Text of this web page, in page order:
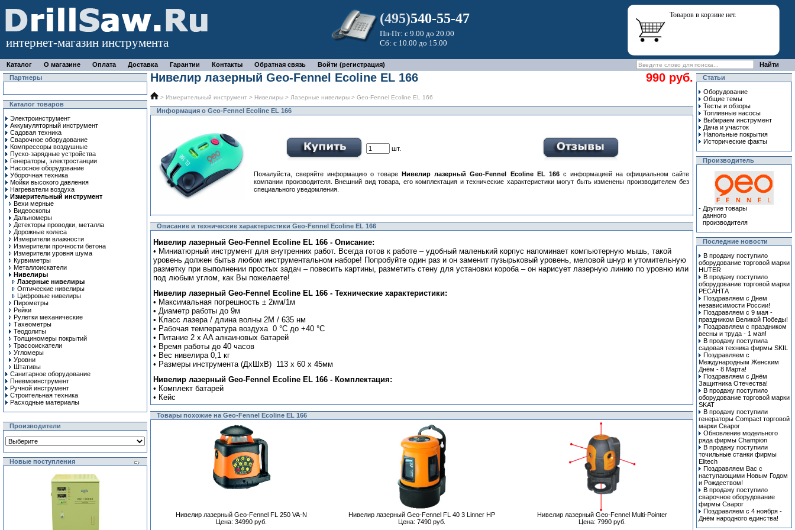
интернет-магазин инструмента
(495)540-55-47
Пн-Пт: с 9.00 до 20.00
Сб: с 10.00 до 15.00
Товаров в корзине нет.
Каталог О магазине Оплата Доставка Гарантии Контакты Обратная связь
Войти (регистрация)
Партнеры
Каталог товаров
Электроинструмент
Аккумуляторный инструмент
Садовая техника
Сварочное оборудование
Компрессоры воздушные
Пуско-зарядные устройства
Генераторы, электростанции
Насосное оборудование
Уборочная техника
Мойки высокого давления
Нагреватели воздуха
Измерительный инструмент
Вехи мерные
Видеоскопы
Дальномеры
Детекторы проводки, металла
Дорожные колеса
Измерители влажности
Измерители прочности бетона
Измерители уровня шума
Курвиметры
Металлоискатели
Нивелиры
Лазерные нивелиры
Оптические нивелиры
Цифровые нивелиры
Пирометры
Рейки
Рулетки механические
Тахеометры
Теодолиты
Толщиномеры покрытий
Трассоискатели
Угломеры
Уровни
Штативы
Санитарное оборудование
Пневмоинструмент
Ручной инcтрумент
Строительная техника
Расходные материалы
Производители
Новые поступления
Нивелир лазерный Geo-Fennel Ecoline EL 166 990 руб.
> Измерительный инструмент > Нивелиры > Лазерные нивелиры > Geo-Fennel Ecoline EL 166
Информация о Geo-Fennel Ecoline EL 166
шт.
Пожалуйста, сверяйте информацию о товареНивелир лазерный Geo-Fennel Ecoline EL 166с информацией на официальном сайте
компании производителя. Внешний вид товара, его комплектация и технические характеристики могут быть изменены производителем без
специального уведомления.
Описание и технические характеристики Geo-Fennel Ecoline EL 166
Нивелир лазерный Geo-Fennel Ecoline EL 166 - Описание:
• Миниатюрный инструмент для внутренних работ. Всегда готов к работе – удобный маленький корпус напоминает компьютерную мышь, такой
уровень должен бытьв любом инструментальном наборе! Попробуйте один раз и он заменит пузырьковый уровень, меловой шнур и утомительную
разметку при выполнении простых задач – повесить картины, разметить стену для установки короба – он нарисует лазерную линию по уровню или
под любым углом, как Вы пожелаете!
Нивелир лазерный Geo-Fennel Ecoline EL 166 - Технические характеристики:
• Максимальная погрешность ± 2мм/1м
• Диаметр работы до 9м
• Класс лазера / длина волны 2М / 635 нм
• Рабочая температура воздуха 0 °C до +40 °C
• Питание 2 x AA алкаиновых батарей
• Время работы до 40 часов
• Вес нивелира 0,1 кг
• Размеры инструмента (ДхШхВ) 113 x 60 x 45мм
Нивелир лазерный Geo-Fennel Ecoline EL 166 - Комплектация:
• Комплект батарей
• Кейс
Товары похожие на Geo-Fennel Ecoline EL 166
Нивелир лазерный Geo-Fennel FL 250 VA-N
Цена: 34990 руб.
Нивелир лазерный Geo-Fennel FL 40 3 Linner HP
Цена: 7490 руб.
Нивелир лазерный Geo-Fennel Multi-Pointer
Цена: 7990 руб.
Статьи
Оборудование
Общие темы
Тесты и обзоры
Топливные насосы
Выбираем инструмент
Дача и участок
Напольные покрытия
Исторические факты
Производитель
- Другие товары
данного
производителя
Последние новости
В продажу поступило
оборудование торговой марки
HUTER
В продажу поступило
оборудование торговой марки
РЕСАНТА
Поздравляем с Днем
независимости России!
Поздравляем с 9 мая -
праздником Великой Победы!
Поздравляем с праздником
весны и труда - 1 мая!
В продажу поступила
cадовая техника фирмы SKIL
Поздравляем с
Международным Женским
Днём - 8 Марта!
Поздравляем с Днём
Защитника Отечества!
В продажу поступило
оборудование торговой марки
SKAT
В продажу поступили
генераторы Compact торговой
марки Сварог
Обновление модельного
ряда фирмы Champion
В продажу поступили
точильные станки фирмы
Elitech
Поздравляем Вас с
наступающими Новым Годом
и Рождеством!
В продажу поступило
сварочное оборудование
фирмы Сварог
Поздравляем с 4 ноября -
Днём народного единства!